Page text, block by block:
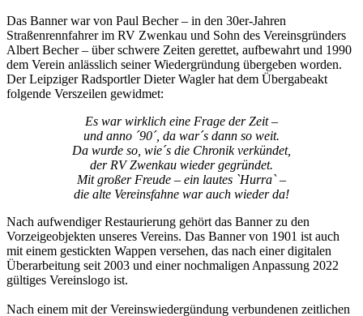
Das Banner war von Paul Becher – in den 30er-Jahren
Straßenrennfahrer im RV Zwenkau und Sohn des Vereinsgründers
Albert Becher – über schwere Zeiten gerettet, aufbewahrt und 1990
dem Verein anlässlich seiner Wiedergründung übergeben worden.
Der Leipziger Radsportler Dieter Wagler hat dem Übergabeakt
folgende Verszeilen gewidmet:
Es war wirklich eine Frage der Zeit –
und anno ´90´, da war´s dann so weit.
Da wurde so, wie´s die Chronik verkündet,
der RV Zwenkau wieder gegründet.
Mit großer Freude – ein lautes `Hurra` –
die alte Vereinsfahne war auch wieder da!
Nach aufwendiger Restaurierung gehört das Banner zu den
Vorzeigeobjekten unseres Vereins. Das Banner von 1901 ist auch
mit einem gestickten Wappen versehen, das nach einer digitalen
Überarbeitung seit 2003 und einer nochmaligen Anpassung 2022
gültiges Vereinslogo ist.
Nach einem mit der Vereinswiedergündung verbundenen zeitlichen